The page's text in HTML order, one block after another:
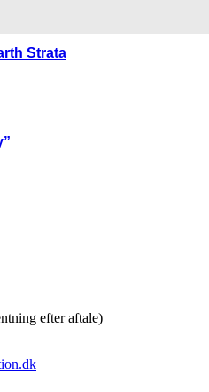
Strata
efter aftale)